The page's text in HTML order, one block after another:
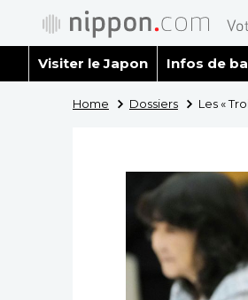
Visiter le Japon Infos de
Home Dossiers Les «